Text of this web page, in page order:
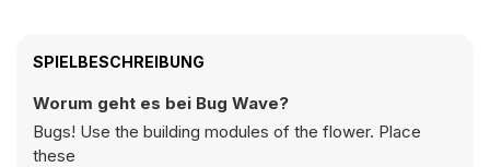
SPIELBESCHREIBUNG
Worum geht es bei Bug Wave?
Bugs! Use the building modules of the flower. Place
these